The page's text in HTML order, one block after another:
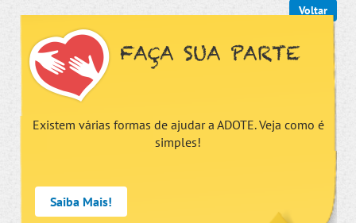
Voltar
FAÇA SUA PARTE
Existem várias formas de ajudar a ADOTE. Veja como é
simples!
Saiba Mais!